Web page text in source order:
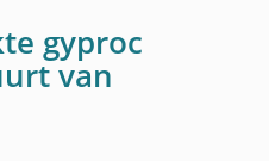
gyproc
van